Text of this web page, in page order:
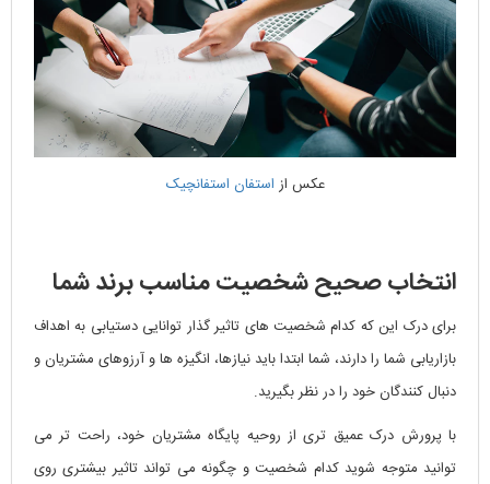
عکس از استفان استفانچیک
انتخاب صحیح شخصیت مناسب برند شما
برای درک این که کدام شخصیت های تاثیر گذار توانایی دستیابی به اهداف
بازاریابی شما را دارند، شما ابتدا باید نیازها، انگیزه ها و آرزوهای مشتریان و
دنبال کنندگان خود را در نظر بگیرید.
با پرورش درک عمیق تری از روحیه پایگاه مشتریان خود، راحت تر می
توانید متوجه شوید کدام شخصیت و چگونه می تواند تاثیر بیشتری روی